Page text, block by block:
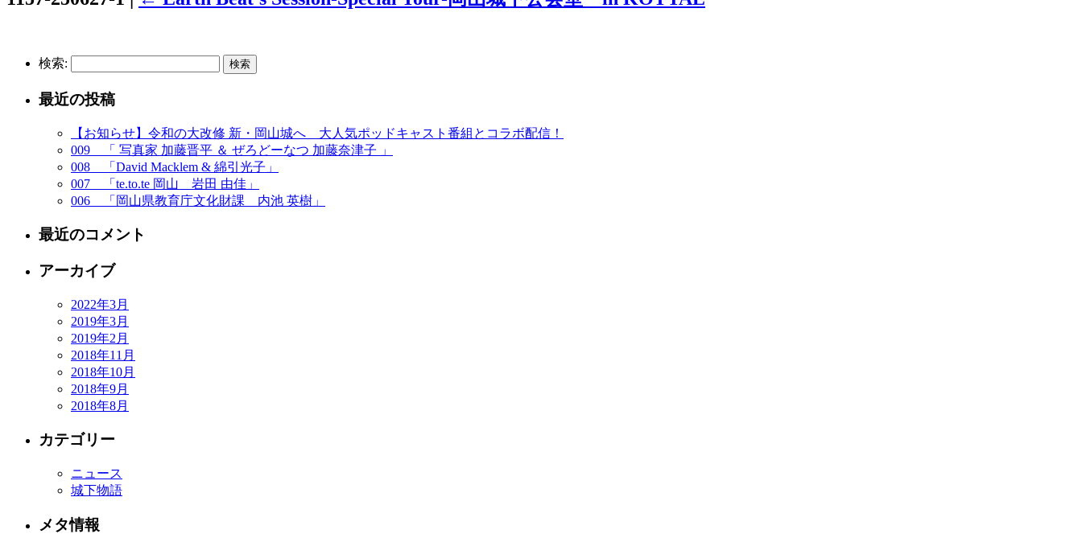
検索:
最近の投稿
【お知らせ】令和の大改修 新・岡山城へ 大人気ポッドキャスト番組とコラボ配信！
009 「 写真家 加藤晋平 ＆ ぜろどーなつ 加藤奈津子 」
008 「David Macklem & 綿引光子」
007 「te.to.te 岡山 岩田 由佳」
006 「岡山県教育庁文化財課 内池 英樹」
最近のコメント
アーカイブ
2022年3月
2019年3月
2019年2月
2018年11月
2018年10月
2018年9月
2018年8月
カテゴリー
ニュース
城下物語
メタ情報